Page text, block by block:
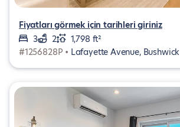
Fiyatları görmek için tarihleri giriniz
3
2
1,798 ft²
#1256828P • Lafayette Avenue, Bushwick